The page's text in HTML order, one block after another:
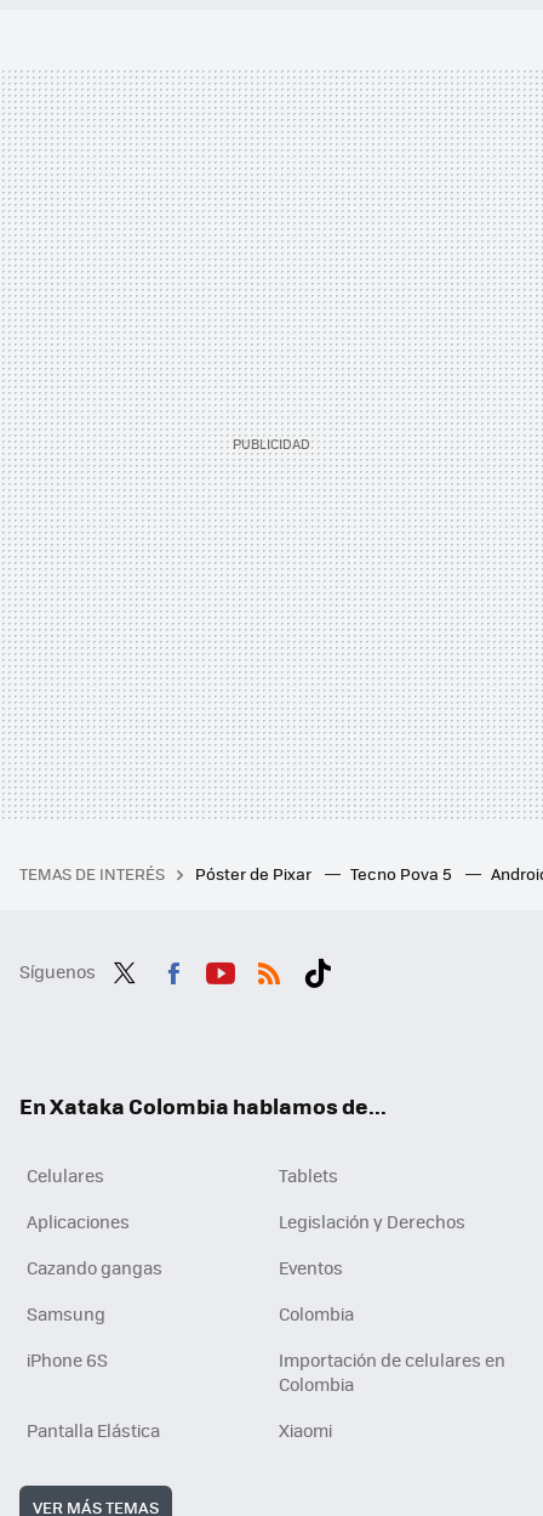
TEMAS DE INTERÉS Póster de Pixar Tecno Pova 5
Síguenos
En Xataka Colombia hablamos de...
Celulares
Tablets
Aplicaciones
Legislación y Derechos
Cazando gangas
Eventos
Samsung
Colombia
iPhone 6S
Importación de celulares en
Colombia
Pantalla Elástica
Xiaomi
VER MÁS TEMAS